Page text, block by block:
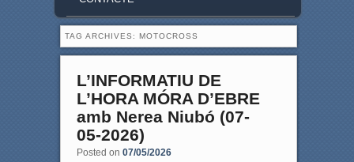
TAG ARCHIVES: MOTOCROSS
L’INFORMATIU DE
L’HORA MÓRA D’EBRE
amb Nerea Niubó (07-
05-2026)
Posted on 07/05/2026